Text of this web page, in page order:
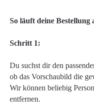
So läuft deine Bestellung
Schritt 1:
Du suchst dir den
ob das Vorschaubild die
Wir können beliebig
entfernen.